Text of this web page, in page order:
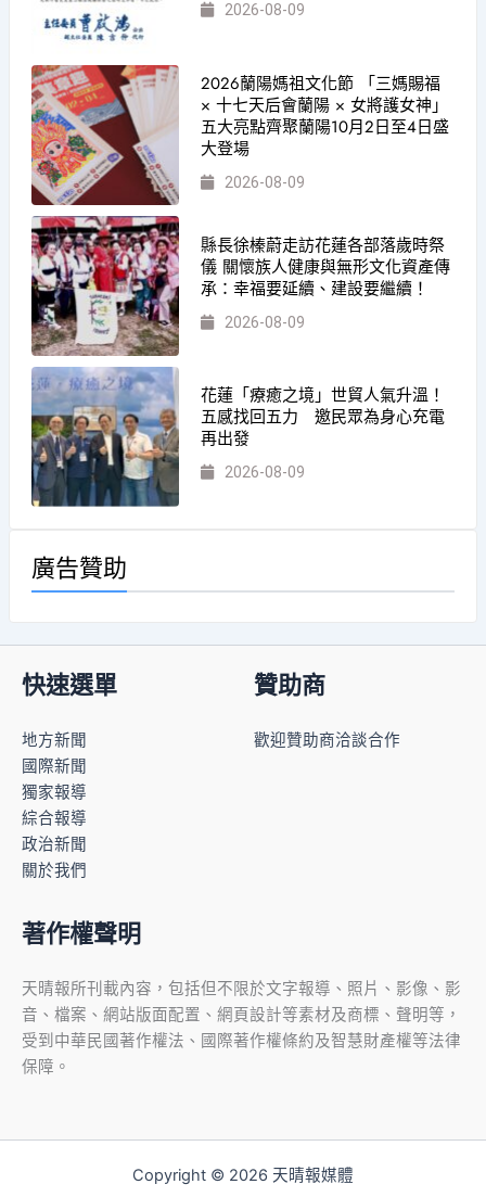
2026-08-09
2026蘭陽媽祖文化節 「三媽賜福
× 十七天后會蘭陽 × 女將護女神」
五大亮點齊聚蘭陽10月2日至4日盛
大登場
2026-08-09
縣長徐榛蔚走訪花蓮各部落歲時祭
儀 關懷族人健康與無形文化資產傳
承：幸福要延續、建設要繼續！
2026-08-09
花蓮「療癒之境」世貿人氣升溫！
五感找回五力 邀民眾為身心充電
再出發
2026-08-09
廣告贊助
快速選單
地方新聞
國際新聞
獨家報導
綜合報導
政治新聞
關於我們
贊助商
歡迎贊助商洽談合作
著作權聲明
天晴報所刊載內容，包括但不限於文字報導、照片、影像、影
音、檔案、網站版面配置、網頁設計等素材及商標、聲明等，
受到中華民國著作權法、國際著作權條約及智慧財產權等法律
保障。
Copyright © 2026 天晴報媒體